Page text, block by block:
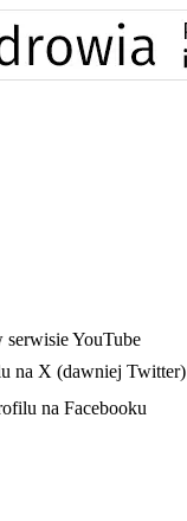
serwisie YouTube
na X (dawniej Twitter)
na Facebooku